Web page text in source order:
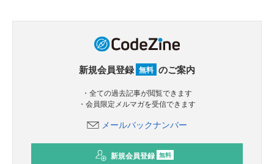
新規会員登録 無料 のご案内
・全ての過去記事が閲覧できます
・会員限定メルマガを受信できます
メールバックナンバー
新規会員登録 無料